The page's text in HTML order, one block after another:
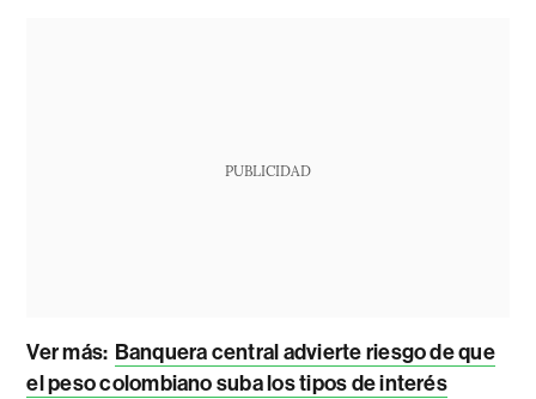
PUBLICIDAD
Ver más: Banquera central advierte riesgo de que
el peso colombiano suba los tipos de interés